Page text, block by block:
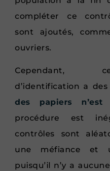
compléter ce
sont ajoutés,
ouvriers.
Cependant,
d’identification a des
des papiers
procédure est
contrôles sont
une méfiance et
puisqu’il n’y a